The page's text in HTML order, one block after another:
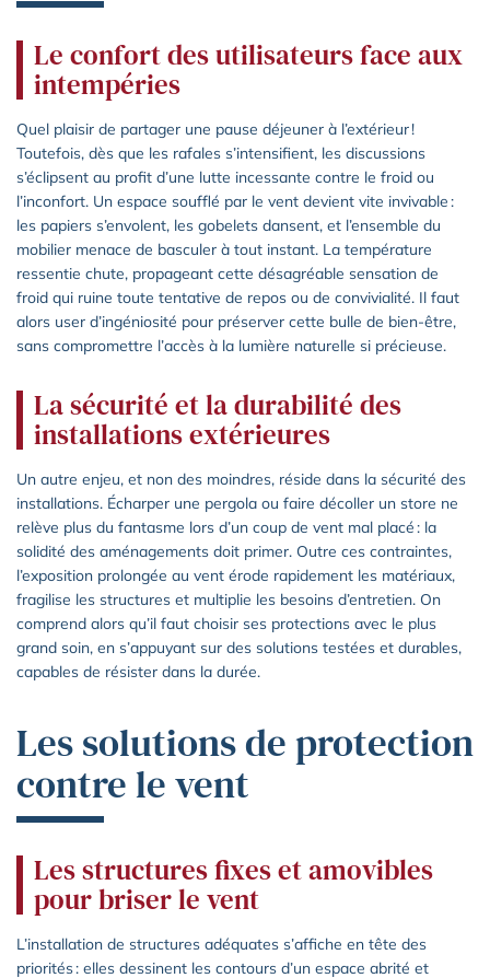
Le confort des utilisateurs face aux
intempéries
Quel plaisir de partager une pause déjeuner à l’extérieur !
Toutefois, dès que les rafales s’intensifient, les discussions
s’éclipsent au profit d’une lutte incessante contre le froid ou
l’inconfort. Un espace soufflé par le vent devient vite invivable :
les papiers s’envolent, les gobelets dansent, et l’ensemble du
mobilier menace de basculer à tout instant. La température
ressentie chute, propageant cette désagréable sensation de
froid qui ruine toute tentative de repos ou de convivialité. Il faut
alors user d’ingéniosité pour préserver cette bulle de bien-être,
sans compromettre l’accès à la lumière naturelle si précieuse.
La sécurité et la durabilité des
installations extérieures
Un autre enjeu, et non des moindres, réside dans la sécurité des
installations. Écharper une pergola ou faire décoller un store ne
relève plus du fantasme lors d’un coup de vent mal placé : la
solidité des aménagements doit primer. Outre ces contraintes,
l’exposition prolongée au vent érode rapidement les matériaux,
fragilise les structures et multiplie les besoins d’entretien. On
comprend alors qu’il faut choisir ses protections avec le plus
grand soin, en s’appuyant sur des solutions testées et durables,
capables de résister dans la durée.
Les solutions de protection
contre le vent
Les structures fixes et amovibles
pour briser le vent
L’installation de structures adéquates s’affiche en tête des
priorités : elles dessinent les contours d’un espace abrité et